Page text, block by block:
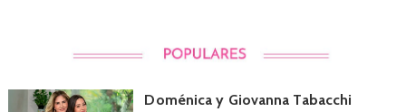
Doménica y Giovanna Tabacchi